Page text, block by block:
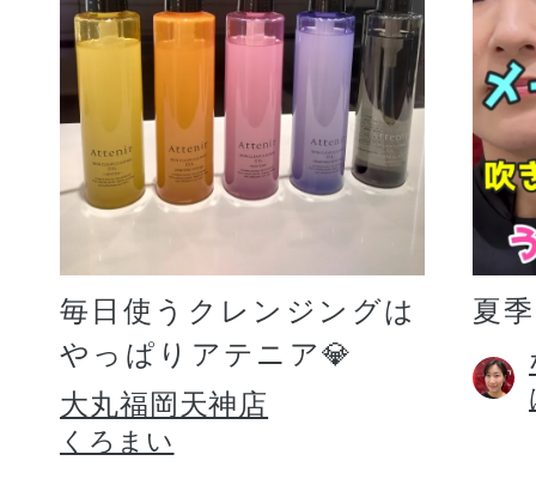
毎日使うクレンジングは
やっぱりアテニア💎
大丸福岡天神店
くろまい
夏